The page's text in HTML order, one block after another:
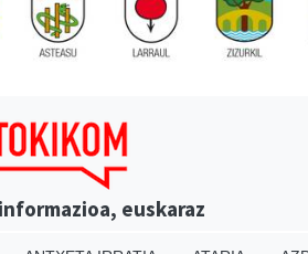
euskaraz